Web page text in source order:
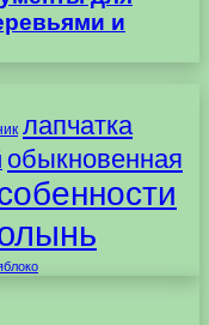
и
лапчатка
обыкновенная